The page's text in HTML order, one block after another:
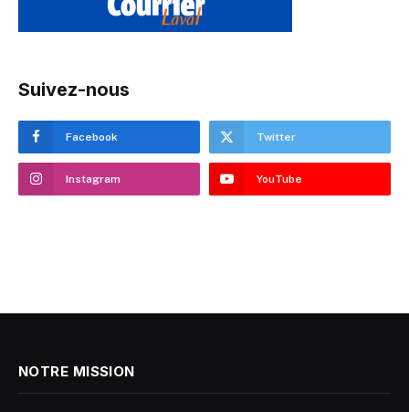
Suivez-nous
Facebook Twitter
Instagram YouTube
NOTRE MISSION